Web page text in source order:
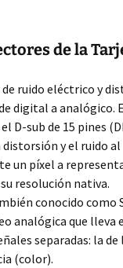
de la
ruido eléctrico y
digital a analógico.
D-sub de 15 pines
y el ruido
un píxel a
resolución nativa.
conocido como
analógica que lleva
separadas: la
(color).